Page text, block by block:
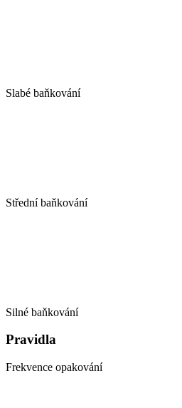
Slabé baňkování
Střední baňkování
Silné baňkování
Pravidla
Frekvence opakování